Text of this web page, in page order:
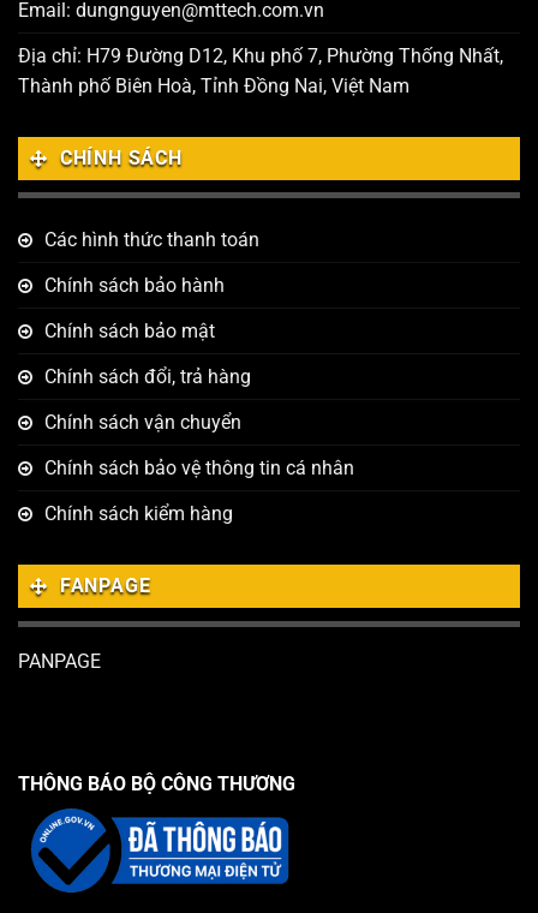
Email: dungnguyen@mttech.com.vn
Địa chỉ: H79 Đường D12, Khu phố 7, Phường Thống Nhất,
Thành phố Biên Hoà, Tỉnh Đồng Nai, Việt Nam
CHÍNH SÁCH
Các hình thức thanh toán
Chính sách bảo hành
Chính sách bảo mật
Chính sách đổi, trả hàng
Chính sách vận chuyển
Chính sách bảo vệ thông tin cá nhân
Chính sách kiểm hàng
FANPAGE
PANPAGE
THÔNG BÁO BỘ CÔNG THƯƠNG